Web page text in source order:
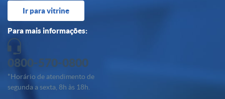
Ir para vitrine
Para mais informações:
0800-570-0800
*Horário de atendimento de
segunda a sexta, 8h às 18h.